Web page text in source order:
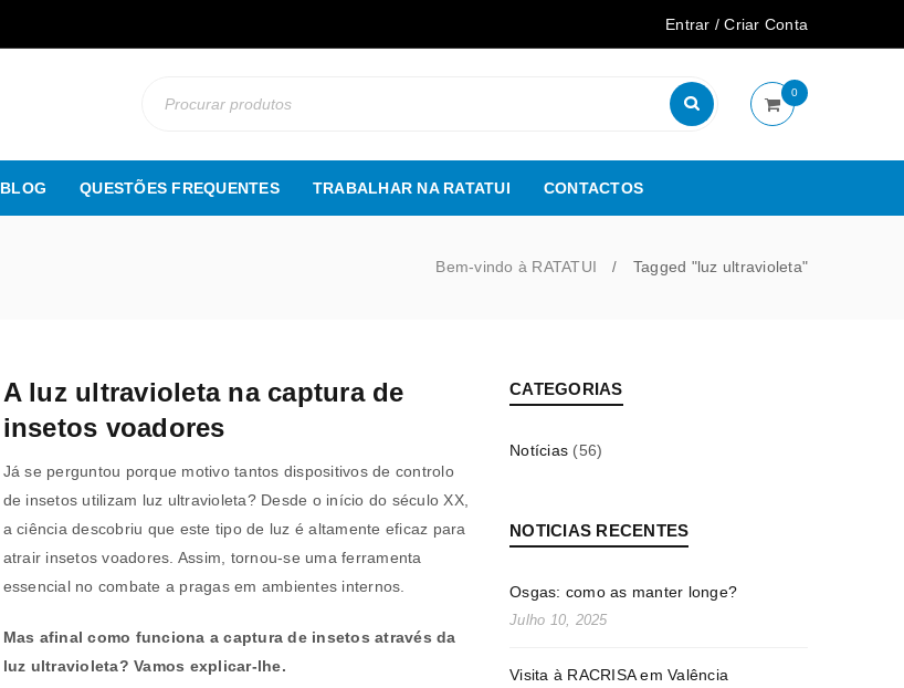
Entrar /Criar Conta
0
BLOG QUESTÕES FREQUENTES TRABALHAR NA RATATUI CONTACTOS
Bem-vindo à RATATUI / Tagged "luz ultravioleta"
A luz ultravioleta na captura de
insetos voadores
Já se perguntou porque motivo tantos dispositivos de controlo
de insetos utilizam luz ultravioleta? Desde o início do século XX,
a ciência descobriu que este tipo de luz é altamente eficaz para
atrair insetos voadores. Assim, tornou-se uma ferramenta
essencial no combate a pragas em ambientes internos.
Mas afinal como funciona a captura de insetos através da
luz ultravioleta? Vamos explicar-lhe.
CATEGORIAS
Notícias (56)
NOTICIAS RECENTES
Osgas: como as manter longe?
Julho 10, 2025
Visita à RACRISA em Valência